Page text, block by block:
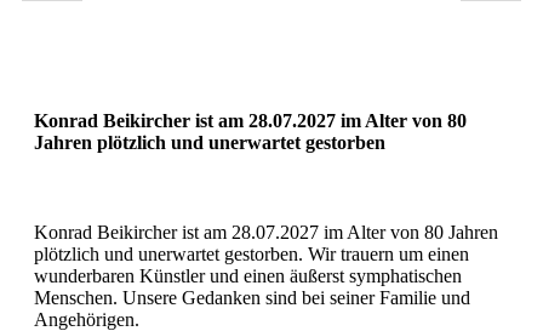
Konrad Beikircher ist am 28.07.2027 im Alter von 80
Jahren plötzlich und unerwartet gestorben
Konrad Beikircher ist am 28.07.2027 im Alter von 80 Jahren
plötzlich und unerwartet gestorben. Wir trauern um einen
wunderbaren Künstler und einen äußerst symphatischen
Menschen. Unsere Gedanken sind bei seiner Familie und
Angehörigen.